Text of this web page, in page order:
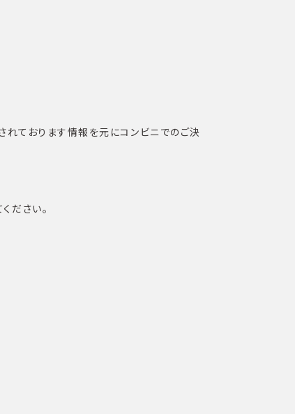
ております情報を元にコンビニでのご決
ださい。